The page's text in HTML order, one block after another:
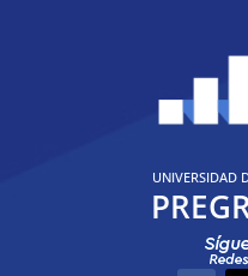
UNIVERSIDAD